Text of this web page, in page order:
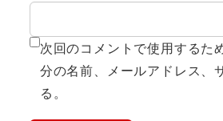
次回のコメントで使用するた
分の名前、メールアドレス、
る。